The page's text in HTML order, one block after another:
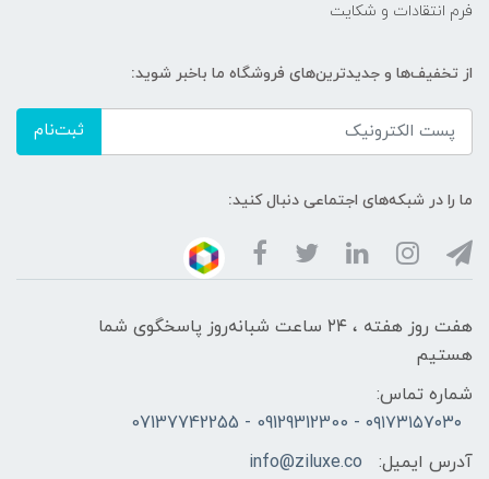
فرم انتقادات و شکایت
از تخفیف‌ها و جدیدترین‌های فروشگاه ما باخبر شوید:
ثبت‌نام
ما را در شبکه‌های اجتماعی دنبال کنید:
هفت روز هفته ، ۲۴ ساعت شبانه‌روز پاسخگوی شما
هستیم
شماره تماس:
۰۹۱۷۳۱۵۷۰۳۰ - 09129312300 - 07137742255
آدرس ایمیل:
info@ziluxe.co